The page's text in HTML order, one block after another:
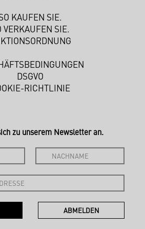
KAUFEN SIE.
VERKAUFEN SIE.
DSGVO
RICHTLINIE
zu unserem Newsletter an.